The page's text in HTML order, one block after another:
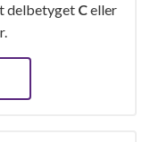
delbetyget Celler